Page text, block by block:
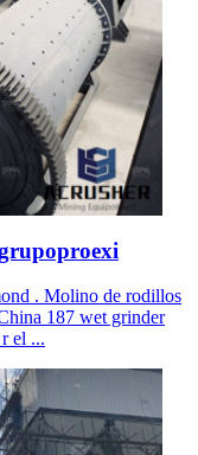
. Molino de rodillos
187 wet grinder
el ...